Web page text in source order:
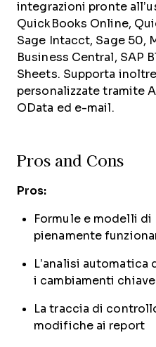
integrazioni pronte
QuickBooks Online,
Sage Intacct, Sage 50,
Business Central, SAP
Sheets. Supporta
personalizzate tramite
OData ed e-mail.
Pros and Cons
Pros:
Formule e modelli di
pienamente
L’analisi automatica
i cambiamenti chiave
La traccia di
modifiche ai report